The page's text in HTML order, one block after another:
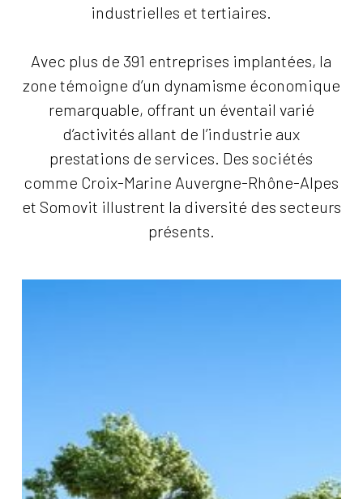
industrielles et tertiaires.
Avec plus de 391 entreprises implantées, la
zone témoigne d’un dynamisme économique
remarquable, offrant un éventail varié
d’activités allant de l’industrie aux
prestations de services. Des sociétés
comme Croix-Marine Auvergne-Rhône-Alpes
et Somovit illustrent la diversité des secteurs
présents.